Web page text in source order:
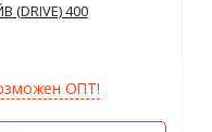
(DRIVE) 400
ОПТ!